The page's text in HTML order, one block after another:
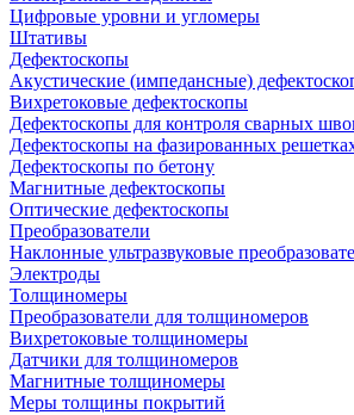
Цифровые уровни и угломеры
Штативы
Дефектоскопы
Акустические (импедансные)
Вихретоковые дефектоскопы
Дефектоскопы для контроля сварных
Дефектоскопы на фазированных
Дефектоскопы по бетону
Магнитные дефектоскопы
Оптические дефектоскопы
Преобразователи
Наклонные ультразвуковые
Электроды
Толщиномеры
Преобразователи для толщиномеров
Вихретоковые толщиномеры
Датчики для толщиномеров
Магнитные толщиномеры
Меры толщины покрытий